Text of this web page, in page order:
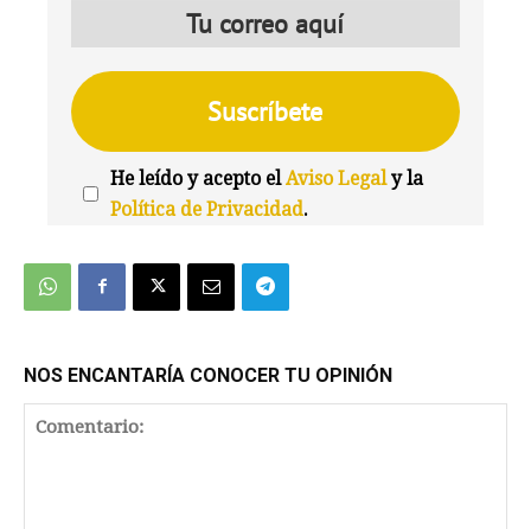
He leído y acepto elAviso Legaly la
Política de Privacidad.
NOS ENCANTARÍA CONOCER TU OPINIÓN